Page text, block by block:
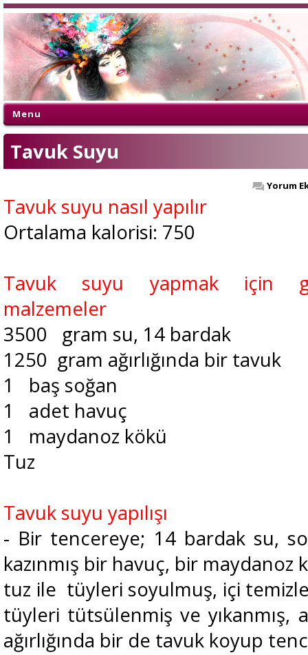
Menu
Tavuk Suyu
Yorum
Tavuk suyu nasıl yapılır
Ortalama kalorisi: 750
Tavuk suyu yapmak için
malzemeler
3500 gram su, 14 bardak
1250 gram ağırlığında bir tavuk
1 baş soğan
1 adet havuç
1 maydanoz kökü
Tuz
Tavuk suyu yapılışı
- Bir tencereye; 14 bardak su,
kazınmış bir havuç, bir maydanoz
tuz ile tüyleri soyulmuş, içi
tüyleri tütsülenmiş ve yıkanmış,
ağırlığında bir de tavuk koyup